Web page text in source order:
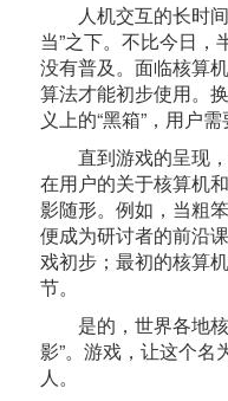
人机交互的长时
当”之下。不比今日
没有普及。面临核算
算法才能初步使用。
义上的“黑箱”，用户
直到游戏的呈现
在用户的关于核算机
影随形。例如，当粗
便成为研讨者的前沿
戏初步；最初的核算
节。
是的，世界各地
影”。游戏，让这个名
人。